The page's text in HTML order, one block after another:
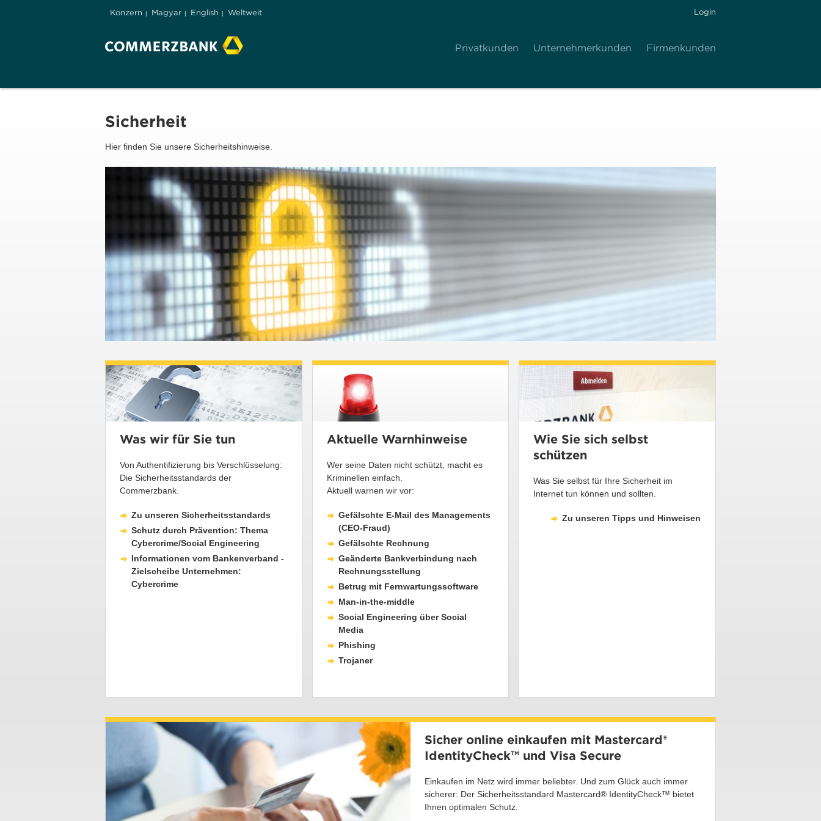
Konzern Magyar English Weltweit Login
Privatkunden Unternehmerkunden Firmenkunden
Sicherheit
Hier finden Sie unsere Sicherheitshinweise.
Was wir für Sie tun
Von Authentifizierung bis Verschlüsselung:
Die Sicherheitsstandards der
Commerzbank.
Zu unseren Sicherheitsstandards
Schutz durch Prävention: Thema
Cybercrime/Social Engineering
Informationen vom Bankenverband -
Zielscheibe Unternehmen:
Cybercrime
Aktuelle Warnhinweise
Wer seine Daten nicht schützt, macht es
Kriminellen einfach.
Aktuell warnen wir vor:
Gefälschte E-Mail des Managements
(CEO-Fraud)
Gefälschte Rechnung
Geänderte Bankverbindung nach
Rechnungsstellung
Betrug mit Fernwartungssoftware
Man-in-the-middle
Social Engineering über Social
Media
Phishing
Trojaner
Wie Sie sich selbst
schützen
Was Sie selbst für Ihre Sicherheit im
Internet tun können und sollten.
Zu unseren Tipps und Hinweisen
Sicher online einkaufen mit Mastercard®
IdentityCheck™ und Visa Secure
Einkaufen im Netz wird immer beliebter. Und zum Glück auch immer
sicherer: Der Sicherheitsstandard Mastercard® IdentityCheck™ bietet
Ihnen optimalen Schutz.